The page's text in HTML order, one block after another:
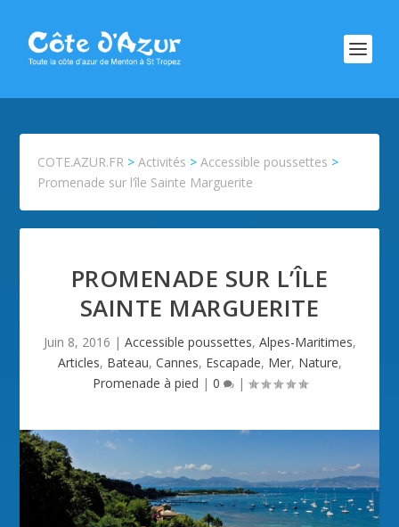
COTE.AZUR.FR >Activités >Accessible poussettes >
Promenade sur l’île Sainte Marguerite
PROMENADE SUR L’ÎLE
SAINTE MARGUERITE
Juin 8, 2016 | Accessible poussettes, Alpes-Maritimes,
Articles, Bateau, Cannes, Escapade, Mer, Nature,
Promenade à pied | 0 |